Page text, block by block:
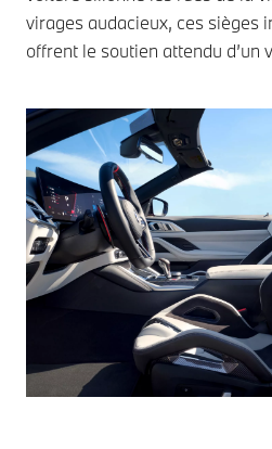
virages audacieux, ces sièges
offrent le soutien attendu d’un